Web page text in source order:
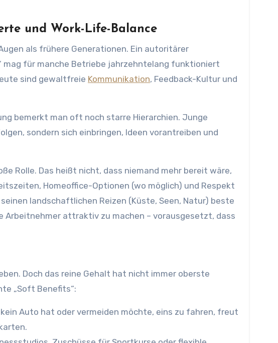
und Work-Life-Balance
als frühere Generationen. Ein autoritärer
mag für manche Betriebe jahrzehntelang funktioniert
sind gewaltfreie Kommunikation, Feedback-Kultur und
bemerkt man oft noch starre Hierarchien. Junge
sondern sich einbringen, Ideen vorantreiben und
Rolle. Das heißt nicht, dass niemand mehr bereit wäre,
Homeoffice-Optionen (wo möglich) und Respekt
landschaftlichen Reizen (Küste, Seen, Natur) beste
Arbeitnehmer attraktiv zu machen – vorausgesetzt, dass
Doch das reine Gehalt hat nicht immer oberste
„Soft Benefits“:
kein Auto hat oder vermeiden möchte, eins zu fahren, freut